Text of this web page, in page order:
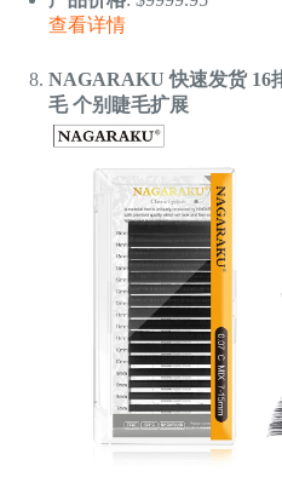
查看详情
NAGARAKU 快速发货 16
毛 个别睫毛扩展